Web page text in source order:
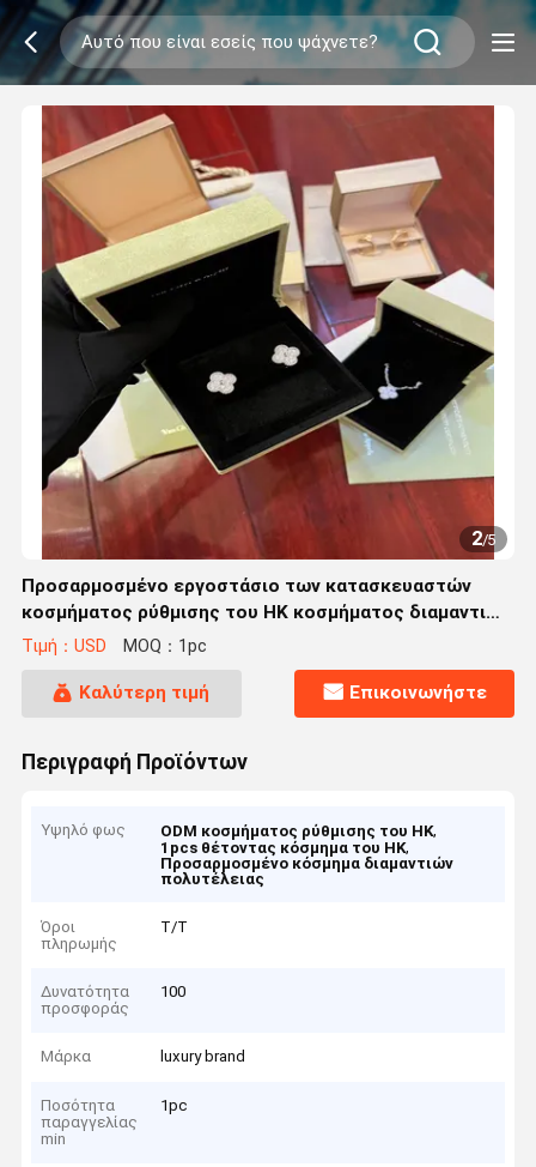
2/5
Προσαρμοσμένο εργοστάσιο των κατασκευαστών
κοσμήματος ρύθμισης του HK κοσμήματος διαμαντιών
πολυτέλειας
Τιμή：USD MOQ：1pc
Καλύτερη τιμή Επικοινωνήστε
Περιγραφή Προϊόντων
Υψηλό φως ODM κοσμήματος ρύθμισης του HK,
1pcs θέτοντας κόσμημα του HK,
Προσαρμοσμένο κόσμημα διαμαντιών
πολυτέλειας
Όροι
πληρωμής
Τ/Τ
Δυνατότητα
προσφοράς
100
Μάρκα luxury brand
Ποσότητα
παραγγελίας
min
1pc